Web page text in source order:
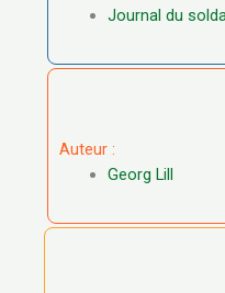
Journal du
Auteur :
Georg Lill